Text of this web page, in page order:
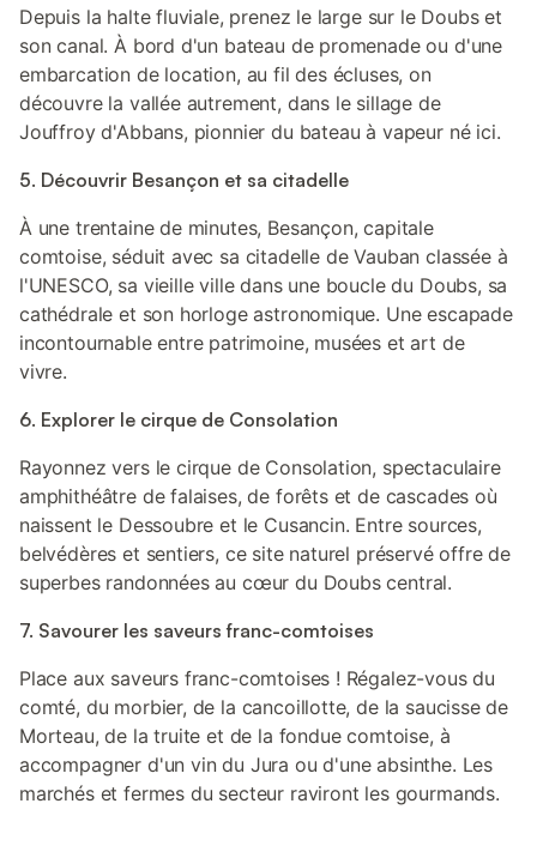
Depuis la halte fluviale, prenez le large sur le Doubs et
son canal. À bord d'un bateau de promenade ou d'une
embarcation de location, au fil des écluses, on
découvre la vallée autrement, dans le sillage de
Jouffroy d'Abbans, pionnier du bateau à vapeur né ici.
5. Découvrir Besançon et sa citadelle
À une trentaine de minutes, Besançon, capitale
comtoise, séduit avec sa citadelle de Vauban classée à
l'UNESCO, sa vieille ville dans une boucle du Doubs, sa
cathédrale et son horloge astronomique. Une escapade
incontournable entre patrimoine, musées et art de
vivre.
6. Explorer le cirque de Consolation
Rayonnez vers le cirque de Consolation, spectaculaire
amphithéâtre de falaises, de forêts et de cascades où
naissent le Dessoubre et le Cusancin. Entre sources,
belvédères et sentiers, ce site naturel préservé offre de
superbes randonnées au cœur du Doubs central.
7. Savourer les saveurs franc-comtoises
Place aux saveurs franc-comtoises ! Régalez-vous du
comté, du morbier, de la cancoillotte, de la saucisse de
Morteau, de la truite et de la fondue comtoise, à
accompagner d'un vin du Jura ou d'une absinthe. Les
marchés et fermes du secteur raviront les gourmands.